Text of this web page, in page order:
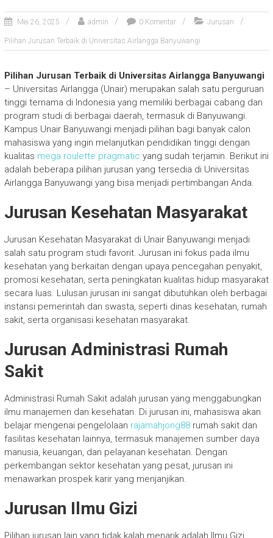
Mei 26, 2025 admin 0 Komentar Jurusan
Pilihan Jurusan Terbaik di Universitas Airlangga Banyuwangi
Pilihan Jurusan Terbaik di Universitas Airlangga Banyuwangi
– Universitas Airlangga (Unair) merupakan salah satu perguruan
tinggi ternama di Indonesia yang memiliki berbagai cabang dan
program studi di berbagai daerah, termasuk di Banyuwangi.
Kampus Unair Banyuwangi menjadi pilihan bagi banyak calon
mahasiswa yang ingin melanjutkan pendidikan tinggi dengan
kualitas mega roulette pragmatic yang sudah terjamin. Berikut ini
adalah beberapa pilihan jurusan yang tersedia di Universitas
Airlangga Banyuwangi yang bisa menjadi pertimbangan Anda.
Jurusan Kesehatan Masyarakat
Jurusan Kesehatan Masyarakat di Unair Banyuwangi menjadi
salah satu program studi favorit. Jurusan ini fokus pada ilmu
kesehatan yang berkaitan dengan upaya pencegahan penyakit,
promosi kesehatan, serta peningkatan kualitas hidup masyarakat
secara luas. Lulusan jurusan ini sangat dibutuhkan oleh berbagai
instansi pemerintah dan swasta, seperti dinas kesehatan, rumah
sakit, serta organisasi kesehatan masyarakat.
Jurusan Administrasi Rumah
Sakit
Administrasi Rumah Sakit adalah jurusan yang menggabungkan
ilmu manajemen dan kesehatan. Di jurusan ini, mahasiswa akan
belajar mengenai pengelolaan rajamahjong88rumah sakit dan
fasilitas kesehatan lainnya, termasuk manajemen sumber daya
manusia, keuangan, dan pelayanan kesehatan. Dengan
perkembangan sektor kesehatan yang pesat, jurusan ini
menawarkan prospek karir yang menjanjikan.
Jurusan Ilmu Gizi
Pilihan jurusan lain yang tidak kalah menarik adalah Ilmu Gizi.